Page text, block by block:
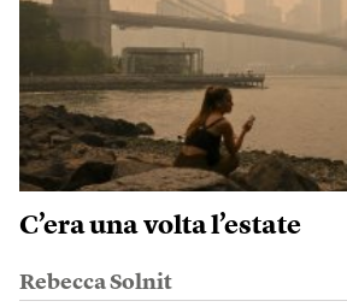
C’era una volta l’estate
Rebecca Solnit